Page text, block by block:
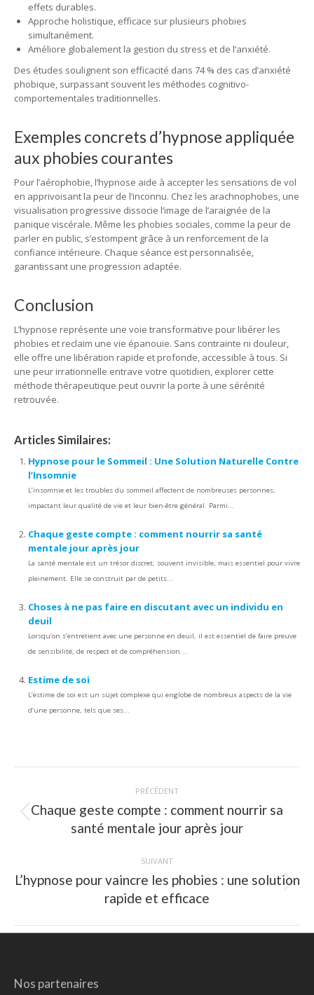
effets durables.
Approche holistique, efficace sur plusieurs phobies
simultanément.
Améliore globalement la gestion du stress et de l’anxiété.
Des études soulignent son efficacité dans 74 % des cas d’anxiété
phobique, surpassant souvent les méthodes cognitivo-
comportementales traditionnelles.
Exemples concrets d’hypnose appliquée
aux phobies courantes
Pour l’aérophobie, l’hypnose aide à accepter les sensations de vol
en apprivoisant la peur de l’inconnu. Chez les arachnophobes, une
visualisation progressive dissocie l’image de l’araignée de la
panique viscérale. Même les phobies sociales, comme la peur de
parler en public, s’estompent grâce à un renforcement de la
confiance intérieure. Chaque séance est personnalisée,
garantissant une progression adaptée.
Conclusion
L’hypnose représente une voie transformative pour libérer les
phobies et reclaim une vie épanouie. Sans contrainte ni douleur,
elle offre une libération rapide et profonde, accessible à tous. Si
une peur irrationnelle entrave votre quotidien, explorer cette
méthode thérapeutique peut ouvrir la porte à une sérénité
retrouvée.
Articles Similaires:
Hypnose pour le Sommeil : Une Solution Naturelle Contre
l’Insomnie
L’insomnie et les troubles du sommeil affectent de nombreuses personnes,
impactant leur qualité de vie et leur bien-être général. Parmi...
Chaque geste compte : comment nourrir sa santé
mentale jour après jour
La santé mentale est un trésor discret, souvent invisible, mais essentiel pour vivre
pleinement. Elle se construit par de petits...
Choses à ne pas faire en discutant avec un individu en
deuil
Lorsqu’on s’entretient avec une personne en deuil, il est essentiel de faire preuve
de sensibilité, de respect et de compréhension....
Estime de soi
L’estime de soi est un sujet complexe qui englobe de nombreux aspects de la vie
d’une personne, tels que ses...
PRÉCÉDENT
Article
précédent
Chaque geste compte : comment nourrir sa
santé mentale jour après jour
SUIVANT
Article
suivant
L’hypnose pour vaincre les phobies : une solution
rapide et efficace
Nos partenaires